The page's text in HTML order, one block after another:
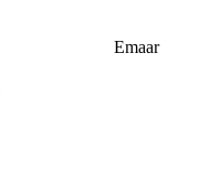
Emaar